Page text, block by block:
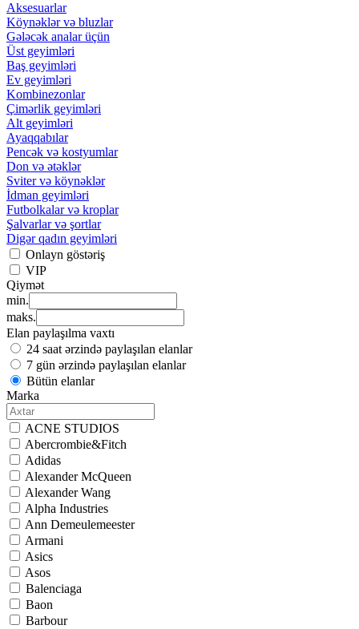
Aksesuarlar
Köynəklər və bluzlar
Gələcək analar üçün
Üst geyimləri
Baş geyimləri
Ev geyimləri
Kombinezonlar
Çimərlik geyimləri
Alt geyimləri
Ayaqqabılar
Pencək və kostyumlar
Don və ətəklər
Sviter və köynəklər
İdman geyimləri
Futbolkalar və kroplar
Şalvarlar və şortlar
Digər qadın geyimləri
Onlayn göstəriş
VIP
Qiymət
min.
maks.
Elan paylaşılma vaxtı
24 saat ərzində paylaşılan elanlar
7 gün ərzində paylaşılan elanlar
Bütün elanlar
Marka
ACNE STUDIOS
Abercrombie&Fitch
Adidas
Alexander McQueen
Alexander Wang
Alpha Industries
Ann Demeulemeester
Armani
Asics
Asos
Balenciaga
Baon
Barbour